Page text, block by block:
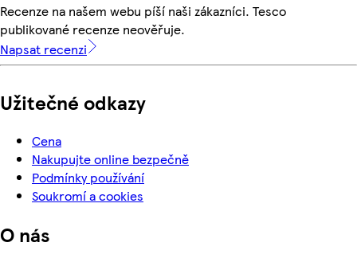
Recenze na našem webu píší naši zákazníci. Tesco
publikované recenze neověřuje.
Napsat recenzi
Užitečné odkazy
Cena
Nakupujte online bezpečně
Podmínky používání
Soukromí a cookies
O nás